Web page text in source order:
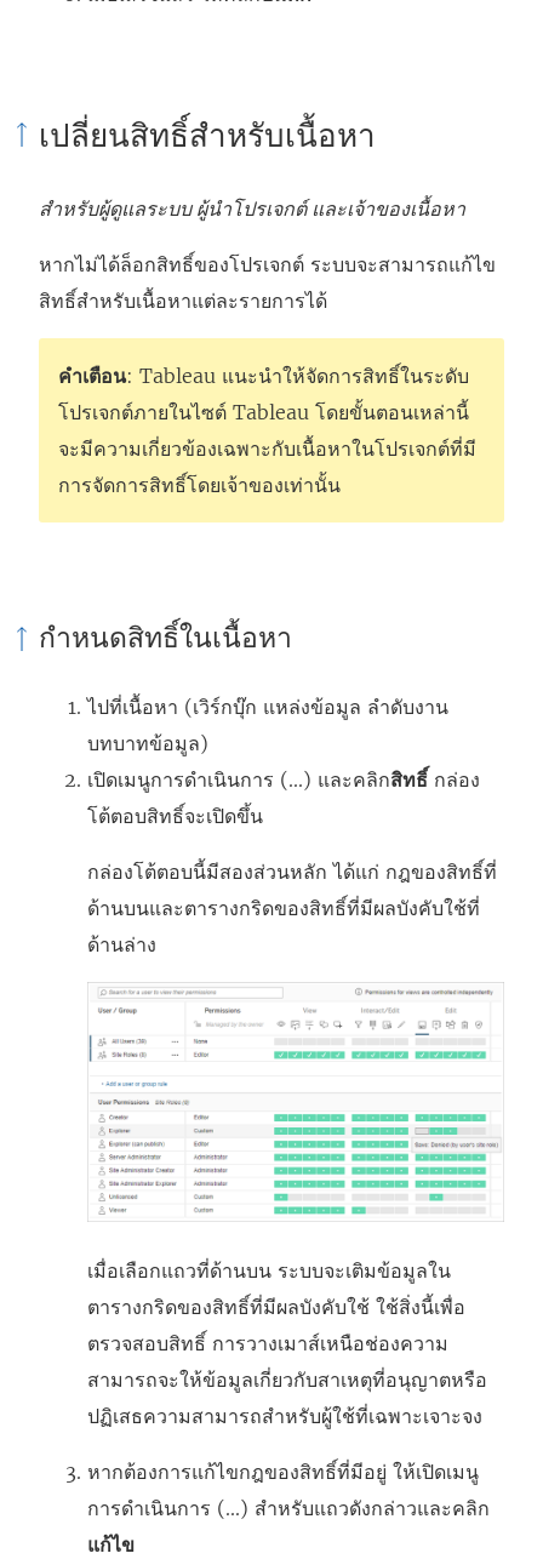
เปลี่ยนสิทธิ์สำหรับเนื้อหา
สำหรับผู้ดูแลระบบ ผู้นำโปรเจกต์ และเจ้าของเนื้อหา
หากไม่ได้ล็อกสิทธิ์ของโปรเจกต์ ระบบจะสามารถแก้ไข
สิทธิ์สำหรับเนื้อหาแต่ละรายการได้
คำเตือน: Tableau แนะนำให้จัดการสิทธิ์ในระดับ
โปรเจกต์ภายในไซต์ Tableau โดยขั้นตอนเหล่านี้
จะมีความเกี่ยวข้องเฉพาะกับเนื้อหาในโปรเจกต์ที่มี
การจัดการสิทธิ์โดยเจ้าของเท่านั้น
กำหนดสิทธิ์ในเนื้อหา
ไปที่เนื้อหา (เวิร์กบุ๊ก แหล่งข้อมูล ลำดับงาน
บทบาทข้อมูล)
เปิดเมนูการดำเนินการ (...) และคลิกสิทธิ์ กล่อง
โต้ตอบสิทธิ์จะเปิดขึ้น
กล่องโต้ตอบนี้มีสองส่วนหลัก ได้แก่ กฎของสิทธิ์ที่
ด้านบนและตารางกริดของสิทธิ์ที่มีผลบังคับใช้ที่
ด้านล่าง
เมื่อเลือกแถวที่ด้านบน ระบบจะเติมข้อมูลใน
ตารางกริดของสิทธิ์ที่มีผลบังคับใช้ ใช้สิ่งนี้เพื่อ
ตรวจสอบสิทธิ์ การวางเมาส์เหนือช่องความ
สามารถจะให้ข้อมูลเกี่ยวกับสาเหตุที่อนุญาตหรือ
ปฏิเสธความสามารถสำหรับผู้ใช้ที่เฉพาะเจาะจง
หากต้องการแก้ไขกฎของสิทธิ์ที่มีอยู่ ให้เปิดเมนู
การดำเนินการ (...) สำหรับแถวดังกล่าวและคลิก
แก้ไข